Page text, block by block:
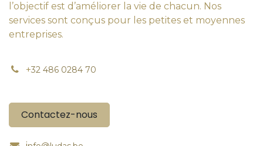
l’objectif est d’améliorer la vie de chacun. Nos
services sont conçus pour les petites et moyennes
entreprises.
+32 486 0284 70
Contactez-nous